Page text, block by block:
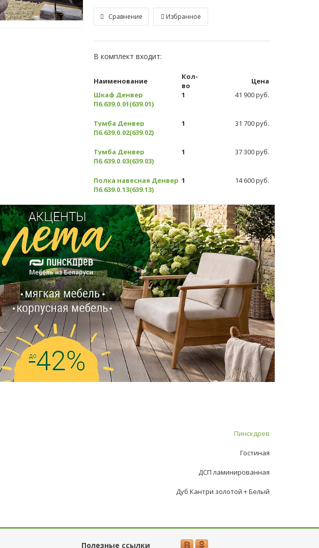
Сравнение Избранное
В комплект входит:
Наименование
Кол-
во
Цена
Шкаф Денвер
П6.639.0.01(639.01)
1 41 900 руб.
Тумба Денвер
П6.639.0.02(639.02)
1 31 700 руб.
Тумба Денвер
П6.639.0.03(639.03)
1 37 300 руб.
Полка навесная Денвер
П6.639.0.13(639.13)
1 14 600 руб.
Пинскдрев
Гостиная
ДСП ламинированная
Дуб Кантри золотой + Белый
Полезные ссылки